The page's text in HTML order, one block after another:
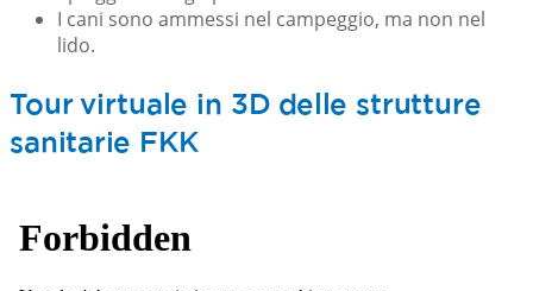
I cani sono ammessi nel campeggio, ma non nel
lido.
Tour virtuale in 3D delle strutture
sanitarie FKK